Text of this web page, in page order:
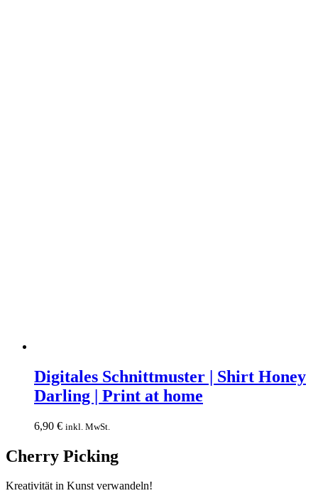
Schnittmuster
|
Shirt
Darling
at
Digitales Schnittmuster | Shirt Honey
Darling | Print at home
6,90 € inkl. MwSt.
Cherry Picking
Kreativität in Kunst verwandeln!